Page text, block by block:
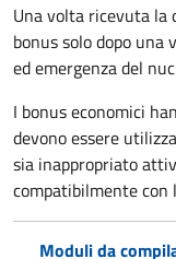
Una volta ricevuta la
bonus solo dopo
ed emergenza del
I bonus economici
devono essere
sia inappropriato
compatibilmente con
Moduli da